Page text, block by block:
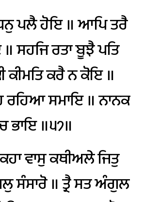
ਪਲੈਹੋਇ॥ਆਪਿਤਰੈ
॥ਸਹਜਿਰਤਾਬੂਝੈਪਤਿ
ਕੀਮਤਿਕਰੈਨਕੋਇ॥
ਰਹਿਆਸਮਾਇ॥ਨਾਨਕ
ਭਾਇ॥੫੭॥
ਵਾਸੁਕਥੀਅਲੇਜਿਤੁ
ਸੰਸਾਰੋ॥ਤ੍ਰੈਸਤਅੰਗੁਲ